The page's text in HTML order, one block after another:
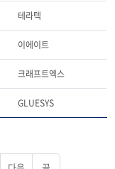
테라텍
이에이트
크래프트엑스
GLUESYS